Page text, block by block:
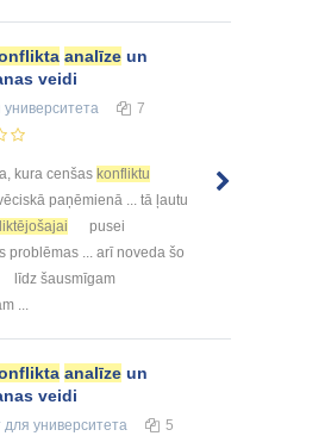
analīze un
veidi
университета 7
kura cenšas konfliktu
paņēmienā ... tā ļautu
pusei
problēmas ... arī noveda šo
līdz šausmīgam
...
analīze un
veidi
для университета 5